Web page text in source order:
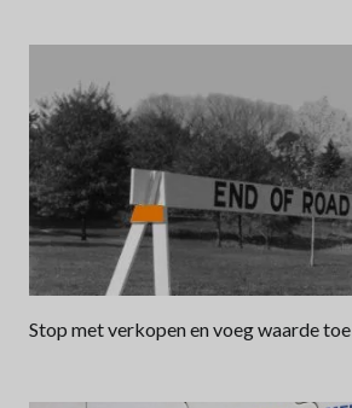
Stop met verkopen en voeg waarde toe